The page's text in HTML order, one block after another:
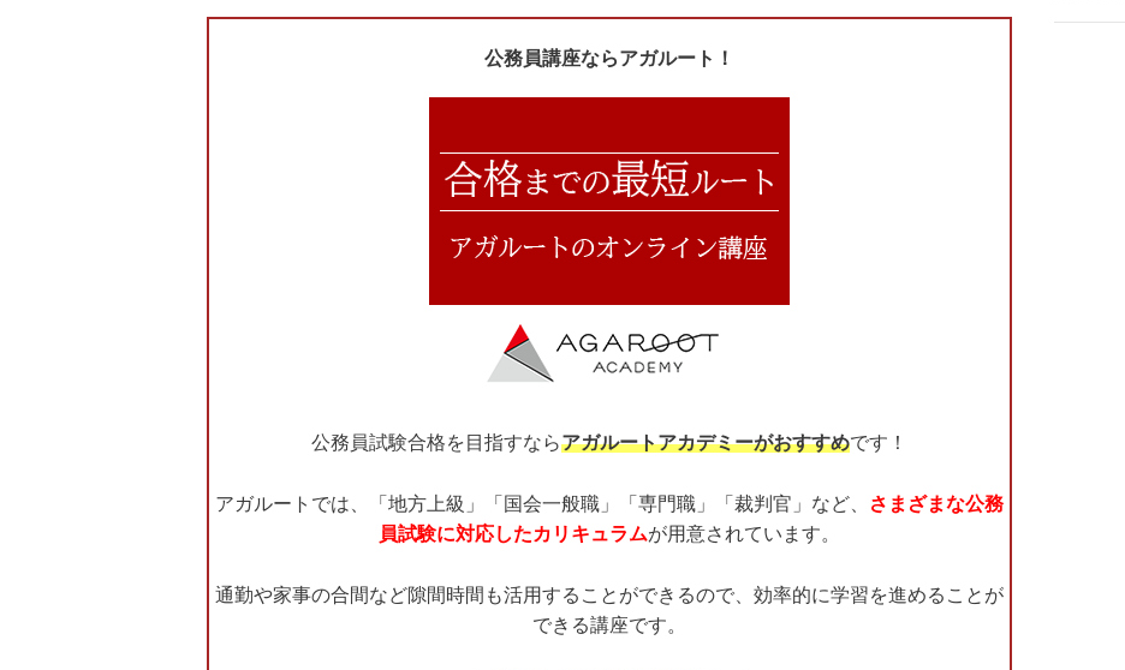
公務員講座ならアガルート！
公務員試験合格を目指すならアガルートアカデミーがおすすめです！
アガルートでは、「地方上級」「国会一般職」「専門職」「裁判官」など、
さまざまな公務
員試験に対応したカリキュラムが用意されています。
通勤や家事の合間など隙間時間も活用することができるので、効率的に学習を進めることが
できる講座です。